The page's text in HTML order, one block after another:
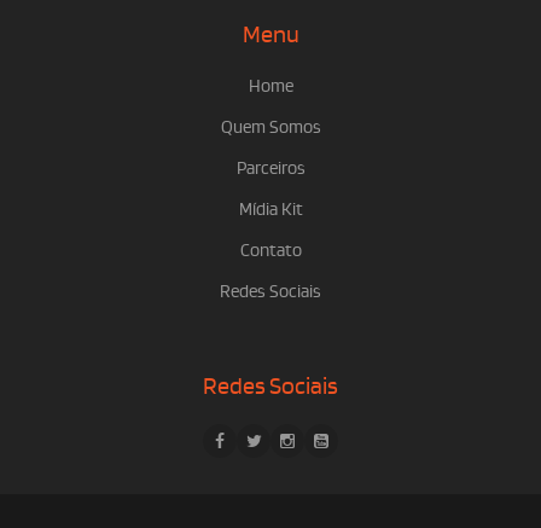
Menu
Home
Quem Somos
Parceiros
Mídia Kit
Contato
Redes Sociais
Redes Sociais